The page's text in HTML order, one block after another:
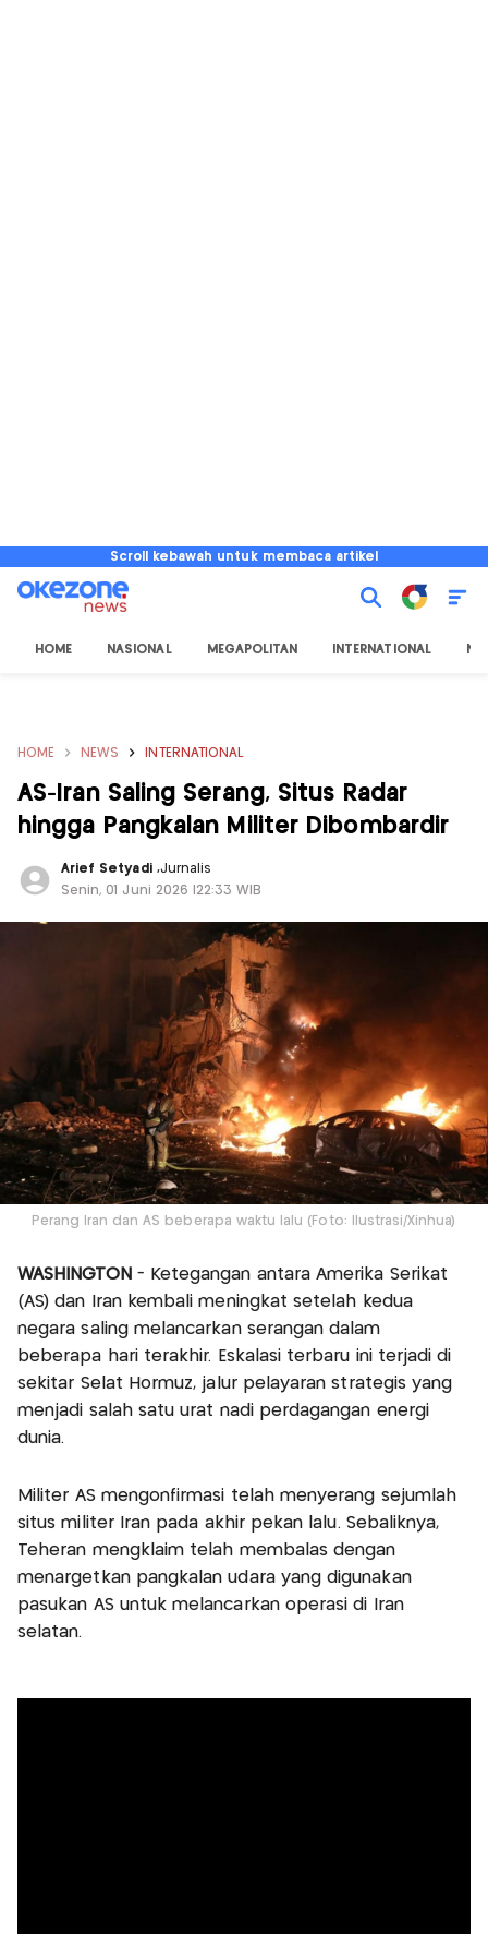
Scroll kebawah untuk membaca artikel
HOME NASIONAL MEGAPOLITAN INTERNATIONAL
HOME NEWS INTERNATIONAL
AS-Iran Saling Serang, Situs Radar
hingga Pangkalan Militer Dibombardir
Arief Setyadi ,Jurnalis
Senin, 01 Juni 2026 |22:33 WIB
Perang Iran dan AS beberapa waktu lalu (Foto: Ilustrasi/Xinhua)
WASHINGTON - Ketegangan antara Amerika Serikat
(AS) dan Iran kembali meningkat setelah kedua
negara saling melancarkan serangan dalam
beberapa hari terakhir. Eskalasi terbaru ini terjadi di
sekitar Selat Hormuz, jalur pelayaran strategis yang
menjadi salah satu urat nadi perdagangan energi
dunia.
Militer AS mengonfirmasi telah menyerang sejumlah
situs militer Iran pada akhir pekan lalu. Sebaliknya,
Teheran mengklaim telah membalas dengan
menargetkan pangkalan udara yang digunakan
pasukan AS untuk melancarkan operasi di Iran
selatan.